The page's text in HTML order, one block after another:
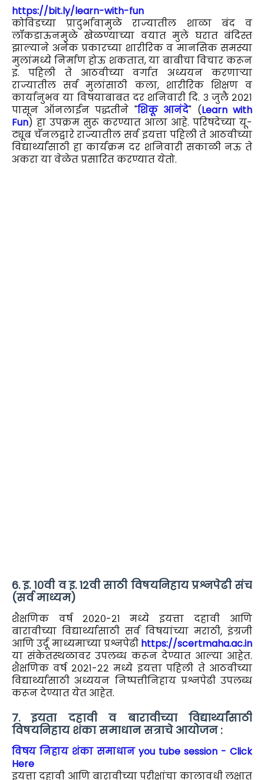
https://bit.ly/learn-with-fun
कोविडच्या प्रादुर्भावामुळे राज्यातील शाळा बंद व
लॉकडाऊनमुळे खेळण्याच्या वयात मुले घरात बंदिस्त
झाल्याने अनेक प्रकारच्या शारीरिक व मानसिक समस्या
मुलांमध्ये निर्माण होऊ शकतात, या बाबीचा विचार करून
इ. पहिली ते आठवीच्या वर्गात अध्ययन करणाऱ्या
राज्यातील सर्व मुलांसाठी कला, शारीरिक शिक्षण व
कार्यानुभव या विषयाबाबत दर शनिवारी दि. ३ जुलै २०२१
पासून ऑनलाईन पद्धतीने "शिकू आनंदे" (Learn with
Fun) हा उपक्रम सुरू करण्यात आला आहे. परिषदेच्या यू-
ट्यूब चॅनलद्वारे राज्यातील सर्व इयत्ता पहिली ते आठवीच्या
विद्यार्थ्यांसाठी हा कार्यक्रम दर शनिवारी सकाळी नऊ ते
अकरा या वेळेत प्रसारित करण्यात येतो.
6. इ. १०वी व इ. 12वी साठी विषयनिहाय प्रश्नपेढी संच
(सर्व माध्यम)
शैक्षणिक वर्ष २०२०-२१ मध्ये इयत्ता दहावी आणि
बारावीच्या विद्यार्थ्यासाठी सर्व विषयांच्या मराठी, इंग्रजी
आणि उर्दू माध्यमाच्या प्रश्नपेढी https://scertmaha.ac.in
या संकेतस्थळावर उपलब्ध करून देण्यात आल्या आहेत.
शैक्षणिक वर्ष २०२१-२२ मध्ये इयत्ता पहिली ते आठवीच्या
विद्यार्थ्यासाठी अध्ययन निष्पत्तीनिहाय प्रश्नपेढी उपलब्ध
करून देण्यात येत आहेत.
7. इयता दहावी व बारावीच्या विद्यार्थ्यांसाठी
विषयनिहाय शंका समाधान सत्राचे आयोजन :
विषय निहाय शंका समाधान you tube session - Click
Here
इयत्ता दहावी आणि बारावीच्या परीक्षांचा कालावधी लक्षात